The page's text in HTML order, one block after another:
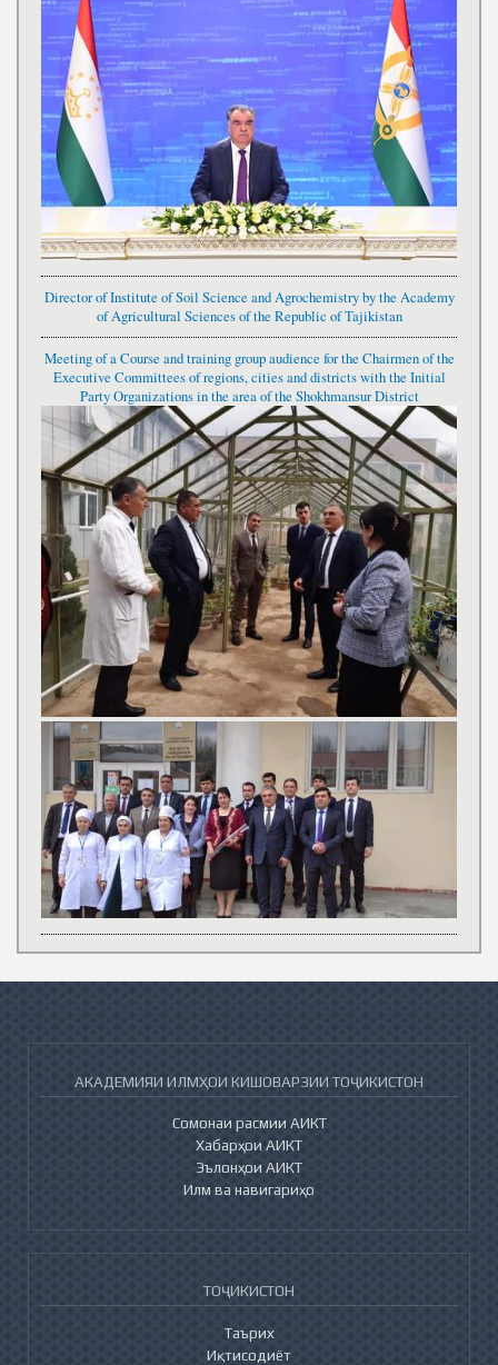
Director of Institute of Soil Science and Agrochemistry by the Academy
of Agricultural Sciences of the Republic of Tajikistan
Meeting of a Course and training group audience for the Chairmen of the
Executive Committees of regions, cities and districts with the Initial
Party Organizations in the area of the Shokhmansur District
АКАДЕМИЯИ ИЛМҲОИ КИШОВАРЗИИ ТОҶИКИСТОН
Сомонаи расмии АИКТ
Хабарҳои АИКТ
Эълонҳои АИКТ
Илм ва навигариҳо
ТОҶИКИСТОН
Таърих
Иқтисодиёт